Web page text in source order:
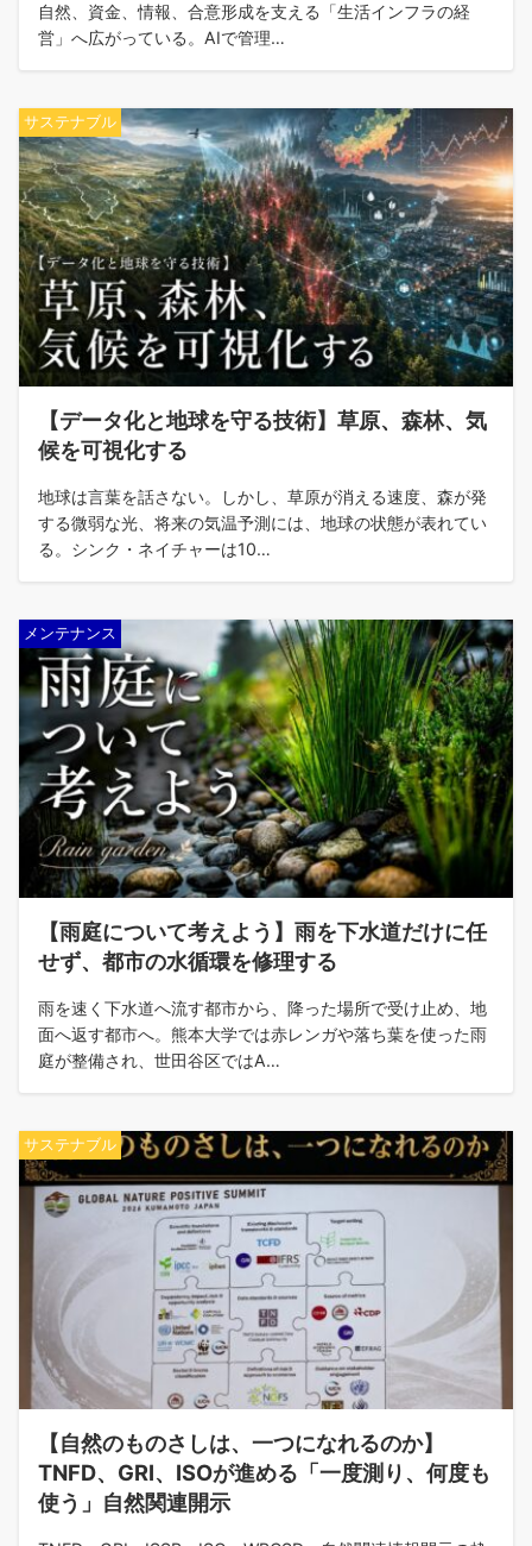
自然、資金、情報、合意形成を支える「生活インフラの経
営」へ広がっている。AIで管理…
サステナブル
【データ化と地球を守る技術】草原、森林、気
候を可視化する
地球は言葉を話さない。しかし、草原が消える速度、森が発
する微弱な光、将来の気温予測には、地球の状態が表れてい
る。シンク・ネイチャーは10…
メンテナンス
【雨庭について考えよう】雨を下水道だけに任
せず、都市の水循環を修理する
雨を速く下水道へ流す都市から、降った場所で受け止め、地
面へ返す都市へ。熊本大学では赤レンガや落ち葉を使った雨
庭が整備され、世田谷区ではA…
サステナブル
【自然のものさしは、一つになれるのか】
TNFD、GRI、ISOが進める「一度測り、何度も
使う」自然関連開示